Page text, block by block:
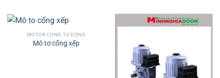
MOTOR CỔNG TỰ ĐỘNG
Mô tơ cổng xếp